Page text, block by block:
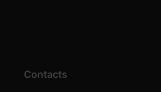
Contacts